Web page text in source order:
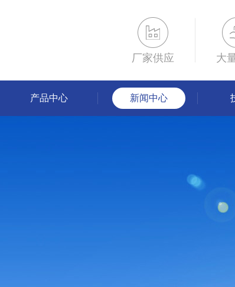
厂家供应 大
产品中心 新闻中心